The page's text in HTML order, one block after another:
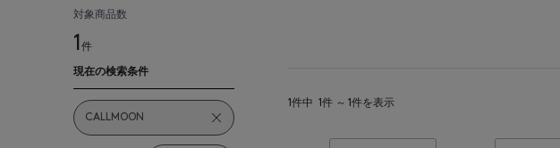
対象商品数
1件
現在の検索条件
CALLMOON
1件中 1件 ～ 1件を表示